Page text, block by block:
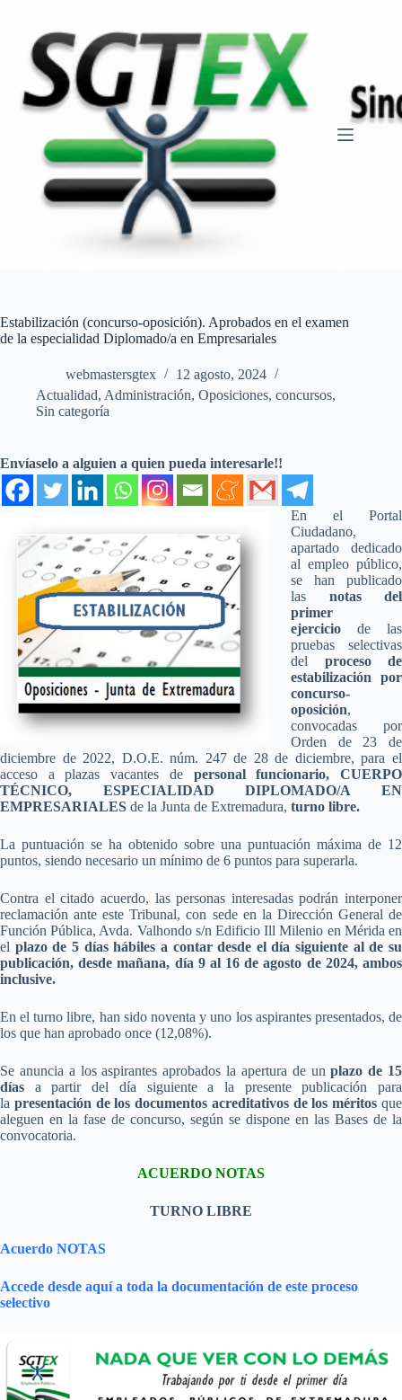
contenido
Estabilización (concurso-oposición). Aprobados en el examen
de la especialidad Diplomado/a en Empresariales
webmastersgtex
12 agosto, 2024
Actualidad, Administración, Oposiciones, concursos,
Sin categoría
Envíaselo a alguien a quien pueda interesarle!!
En el Portal
Ciudadano,
apartado dedicado
al empleo público,
se han publicado
las notas del
primer
ejercicio de las
pruebas selectivas
del proceso de
estabilización por
concurso-
oposición,
convocadas por
Orden de 23 de
diciembre de 2022, D.O.E. núm. 247 de 28 de diciembre, para el
acceso a plazas vacantes de personal funcionario, CUERPO
TÉCNICO, ESPECIALIDAD DIPLOMADO/A EN
EMPRESARIALES de la Junta de Extremadura, turno libre.
La puntuación se ha obtenido sobre una puntuación máxima de 12
puntos, siendo necesario un mínimo de 6 puntos para superarla.
Contra el citado acuerdo, las personas interesadas podrán interponer
reclamación ante este Tribunal, con sede en la Dirección General de
Función Pública, Avda. Valhondo s/n Edificio Ill Milenio en Mérida en
el plazo de 5 días hábiles a contar desde el día siguiente al de su
publicación, desde mañana, día 9 al 16 de agosto de 2024, ambos
inclusive.
En el turno libre, han sido noventa y uno los aspirantes presentados, de
los que han aprobado once (12,08%).
Se anuncia a los aspirantes aprobados la apertura de unplazo de 15
días a partir del día siguiente a la presente publicación para
la presentación de los documentos acreditativos de los méritos que
aleguen en la fase de concurso, según se dispone en las Bases de la
convocatoria.
ACUERDO NOTAS
TURNO LIBRE
Acuerdo NOTAS
Accede desde aquí a toda la documentación de este proceso
selectivo